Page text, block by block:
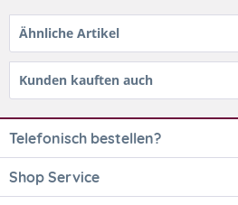
Ähnliche Artikel
Kunden kauften auch
Telefonisch bestellen?
Shop Service